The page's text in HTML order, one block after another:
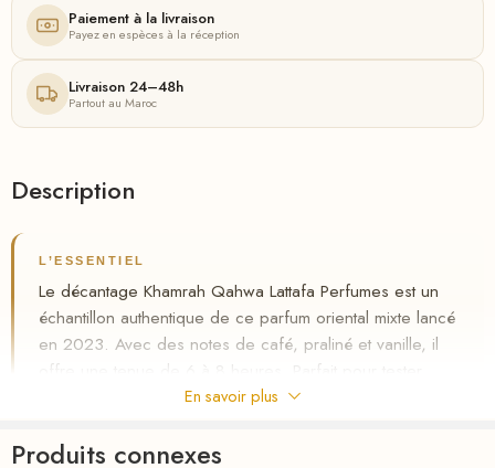
Paiement à la livraison
Payez en espèces à la réception
Livraison 24–48h
Partout au Maroc
Description
L’ESSENTIEL
Le décantage Khamrah Qahwa Lattafa Perfumes est un
échantillon authentique de ce parfum oriental mixte lancé
en 2023. Avec des notes de café, praliné et vanille, il
offre une tenue de 6 à 8 heures. Parfait pour tester
avant d’acheter le grand flacon, disponible au Maroc
✦Échantillon authentique Lattafa Perfumes
En savoir plus
Produits connexes